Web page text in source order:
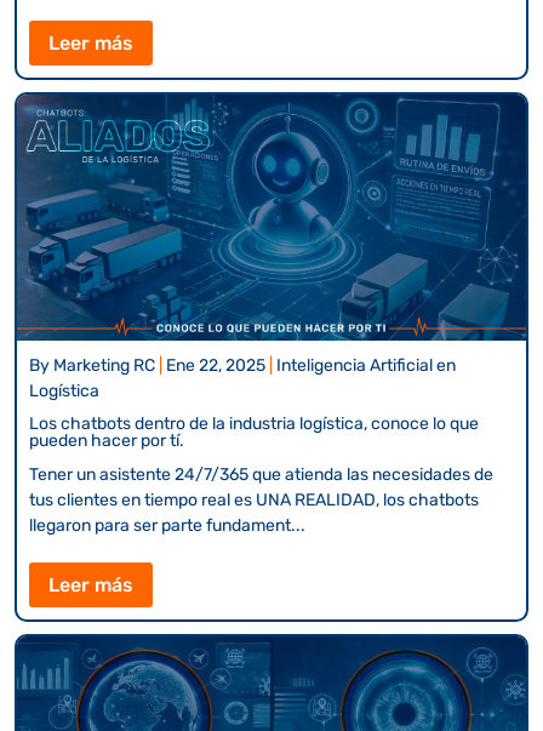
Leer más
By Marketing RC Ene 22, 2025 Inteligencia Artificial en
Logística
Los chatbots dentro de la industria logística, conoce lo que
pueden hacer por tí.
Tener un asistente 24/7/365 que atienda las necesidades de
tus clientes en tiempo real es UNA REALIDAD, los chatbots
llegaron para ser parte fundament...
Leer más